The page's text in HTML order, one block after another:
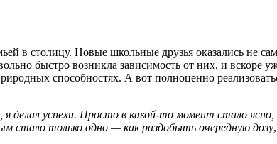
в столицу. Новые школьные друзья оказались не
быстро возникла зависимость от них, и вскоре
способностях. А вот полноценно
успехи. Просто в какой-то момент стало
стало только одно — как раздобыть очередную дозу